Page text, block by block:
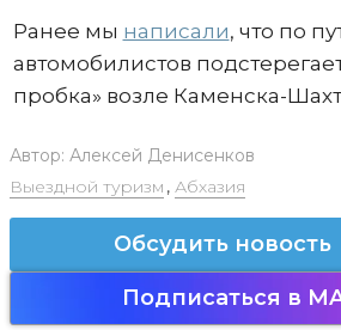
Ранее мы написали, что по
автомобилистов
пробка» возле Каменска-
Автор: Алексей Денисенков
Выездной туризм , Абхазия
Обсудить новость
Подписаться в